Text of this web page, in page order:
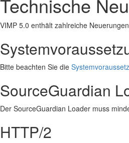
Technische
VIMP 5.0 enthält zahlreiche
Bitte beachten Sie die
SourceGuardian
Der SourceGuardian Loader muss
HTTP/2